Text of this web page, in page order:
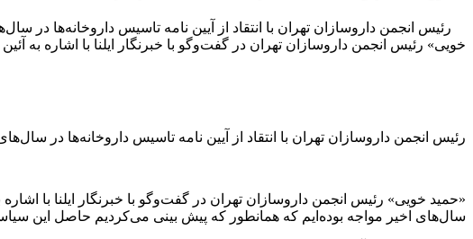
رئیس انجمن داروسازان تهران با انتقاد از آیین نامه تاسیس داروخانه‌ها
خویی» رئیس انجمن داروسازان تهران در گفت‌وگو با خبرنگار ایلنا با اشاره به
رئیس انجمن داروسازان تهران با انتقاد از آیین نامه تاسیس داروخانه‌ها
«حمید خویی» رئیس انجمن داروسازان تهران در گفت‌وگو با خبرنگار ایلنا با
سال‌های اخیر مواجه بوده‌ایم که همانطور که پیش بینی می‌کردیم حاصل این